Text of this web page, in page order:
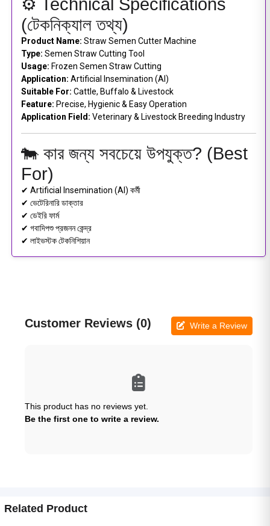
⚙️ Technical Specifications
(টেকনিক্যাল তথ্য)
Product Name: Straw Semen Cutter Machine
Type: Semen Straw Cutting Tool
Usage: Frozen Semen Straw Cutting
Application: Artificial Insemination (AI)
Suitable For: Cattle, Buffalo & Livestock
Feature: Precise, Hygienic & Easy Operation
Application Field: Veterinary & Livestock Breeding Industry
🐄 কার জন্য সবচেয়ে উপযুক্ত? (Best
For)
✔ Artificial Insemination (AI) কর্মী
✔ ভেটেরিনারি ডাক্তার
✔ ডেইরি ফার্ম
✔ গবাদিপশু প্রজনন কেন্দ্র
✔ লাইভস্টক টেকনিশিয়ান
Customer Reviews (0) Write a Review
This product has no reviews yet.
Be the first one to write a review.
Related Product